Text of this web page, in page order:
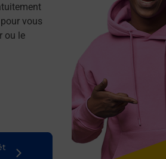
vous
ou le